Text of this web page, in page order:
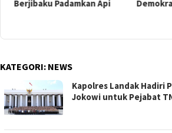
Berjibaku Padamkan Api
KATEGORI: NEWS
Kapolres Landak Hadiri
Jokowi untuk Pejabat